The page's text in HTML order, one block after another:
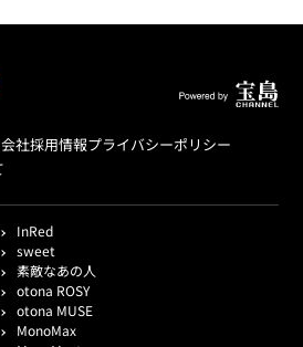
社採用情報プライバシーポリシー
InRed
sweet
素敵なあの人
otona ROSY
otona MUSE
MonoMax